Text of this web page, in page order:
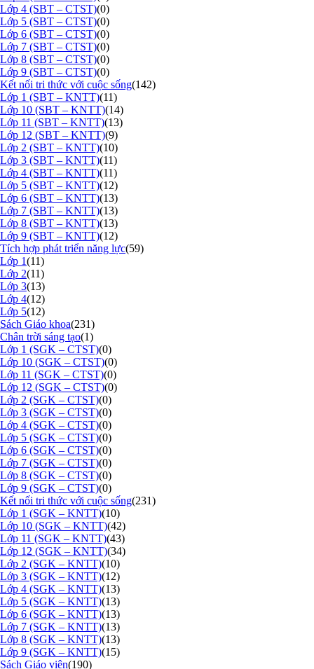
Lớp 4 (SBT – CTST)(0)
Lớp 5 (SBT – CTST)(0)
Lớp 6 (SBT – CTST)(0)
Lớp 7 (SBT – CTST)(0)
Lớp 8 (SBT – CTST)(0)
Lớp 9 (SBT – CTST)(0)
Kết nối tri thức với cuộc sống(142)
Lớp 1 (SBT – KNTT)(11)
Lớp 10 (SBT – KNTT)(14)
Lớp 11 (SBT – KNTT)(13)
Lớp 12 (SBT – KNTT)(9)
Lớp 2 (SBT – KNTT)(10)
Lớp 3 (SBT – KNTT)(11)
Lớp 4 (SBT – KNTT)(11)
Lớp 5 (SBT – KNTT)(12)
Lớp 6 (SBT – KNTT)(13)
Lớp 7 (SBT – KNTT)(13)
Lớp 8 (SBT – KNTT)(13)
Lớp 9 (SBT – KNTT)(12)
Tích hợp phát triển năng lực(59)
Lớp 1(11)
Lớp 2(11)
Lớp 3(13)
Lớp 4(12)
Lớp 5(12)
Sách Giáo khoa(231)
Chân trời sáng tạo(1)
Lớp 1 (SGK – CTST)(0)
Lớp 10 (SGK – CTST)(0)
Lớp 11 (SGK – CTST)(0)
Lớp 12 (SGK – CTST)(0)
Lớp 2 (SGK – CTST)(0)
Lớp 3 (SGK – CTST)(0)
Lớp 4 (SGK – CTST)(0)
Lớp 5 (SGK – CTST)(0)
Lớp 6 (SGK – CTST)(0)
Lớp 7 (SGK – CTST)(0)
Lớp 8 (SGK – CTST)(0)
Lớp 9 (SGK – CTST)(0)
Kết nối tri thức với cuộc sống(231)
Lớp 1 (SGK – KNTT)(10)
Lớp 10 (SGK – KNTT)(42)
Lớp 11 (SGK – KNTT)(43)
Lớp 12 (SGK – KNTT)(34)
Lớp 2 (SGK – KNTT)(10)
Lớp 3 (SGK – KNTT)(12)
Lớp 4 (SGK – KNTT)(13)
Lớp 5 (SGK – KNTT)(13)
Lớp 6 (SGK – KNTT)(13)
Lớp 7 (SGK – KNTT)(13)
Lớp 8 (SGK – KNTT)(13)
Lớp 9 (SGK – KNTT)(15)
Sách Giáo viên(190)